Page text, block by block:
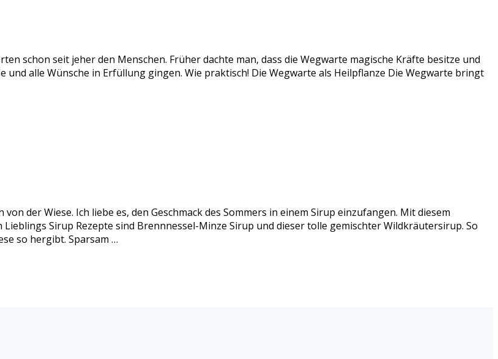
schon seit jeher den Menschen. Früher dachte man, dass die Wegwarte magische Kräfte besitze und
alle Wünsche in Erfüllung gingen. Wie praktisch! Die Wegwarte als Heilpflanze Die Wegwarte bringt
der Wiese. Ich liebe es, den Geschmack des Sommers in einem Sirup einzufangen. Mit diesem
Sirup Rezepte sind Brennnessel-Minze Sirup und dieser tolle gemischter Wildkräutersirup. So
so hergibt. Sparsam …